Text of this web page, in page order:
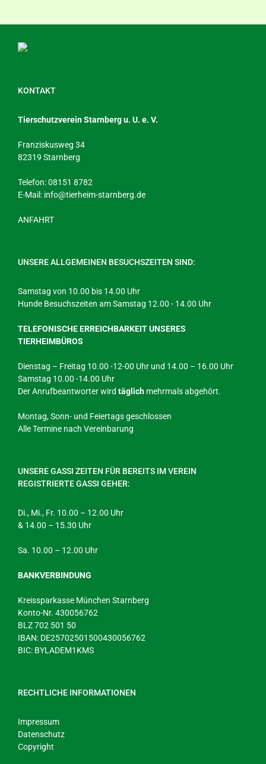
KONTAKT
Tierschutzverein Starnberg u. U. e. V.
Franziskusweg 34
82319 Starnberg
Telefon: 08151 8782
E-Mail: info@tierheim-starnberg.de
ANFAHRT
UNSERE ALLGEMEINEN BESUCHSZEITEN SIND:
Samstag von 10.00 bis 14.00 Uhr
Hunde Besuchszeiten am Samstag 12.00 - 14.00 Uhr
TELEFONISCHE ERREICHBARKEIT UNSERES
TIERHEIMBÜROS
Dienstag – Freitag 10.00 -12-00 Uhr und 14.00 – 16.00 Uhr
Samstag 10.00 -14.00 Uhr
Der Anrufbeantworter wird täglich mehrmals abgehört.
Montag, Sonn- und Feiertags geschlossen
Alle Termine nach Vereinbarung
UNSERE GASSI ZEITEN FÜR BEREITS IM VEREIN
REGISTRIERTE GASSI GEHER:
Di., Mi., Fr. 10.00 – 12.00 Uhr
& 14.00 – 15.30 Uhr
Sa. 10.00 – 12.00 Uhr
BANKVERBINDUNG
Kreissparkasse München Starnberg
Konto-Nr. 430056762
BLZ 702 501 50
IBAN: DE25702501500430056762
BIC: BYLADEM1KMS
RECHTLICHE INFORMATIONEN
Impressum
Datenschutz
Copyright